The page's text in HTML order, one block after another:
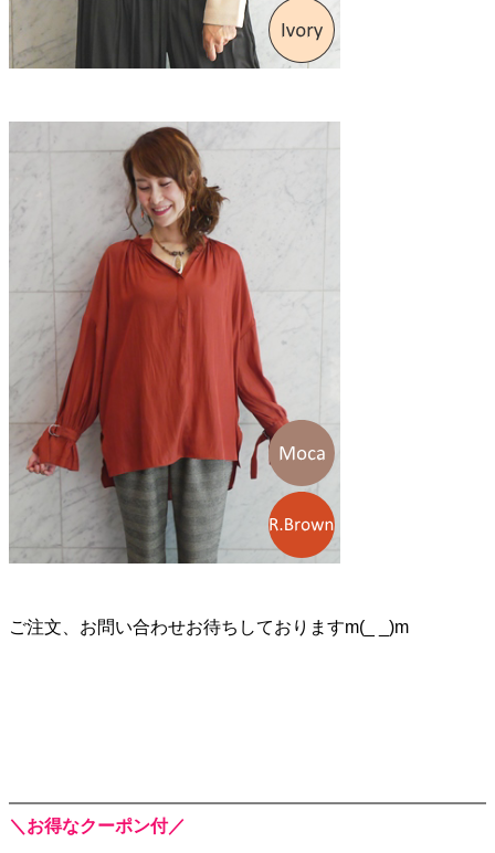
ご注文、お問い合わせお待ちしておりますm(_ _)m
＼お得なクーポン付／